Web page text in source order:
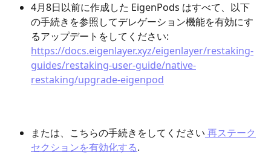
4月8日以前に作成した EigenPods はすべて、以下
の手続きを参照してデレゲーション機能を有効にす
るアップデートをしてください:
https://docs.eigenlayer.xyz/eigenlayer/restaking-
guides/restaking-user-guide/native-
restaking/upgrade-eigenpod
または、こちらの手続きをしてください 再ステーク
セクションを有効化する.